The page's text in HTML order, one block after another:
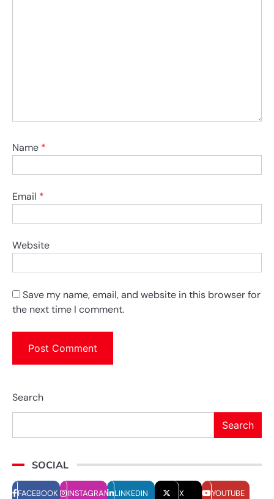
Name *
Email *
Website
Save my name, email, and website in this browser for
the next time I comment.
Search
Search
SOCIAL
FACEBOOK INSTAGRAM LINKEDIN X YOUTUBE